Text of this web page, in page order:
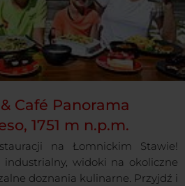
Café Panorama
1751 m n.p.m.
na Łomnickim Stawie!
industrialny, widoki na okoliczne
doznania kulinarne. Przyjdź i